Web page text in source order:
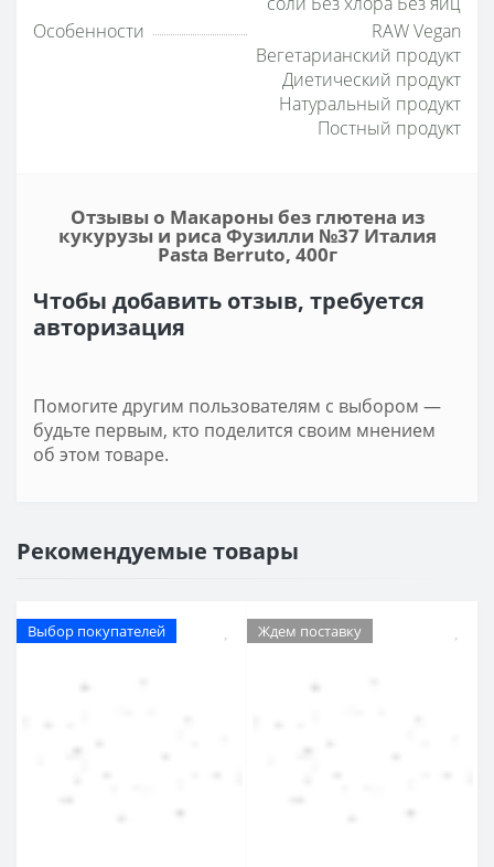
Особенности
RAW Vegan
Вегетарианский продукт
Диетический продукт
Натуральный продукт
Постный продукт
Отзывы о Макароны без глютена из
кукурузы и риса Фузилли №37 Италия
Pasta Berruto, 400г
Чтобы добавить отзыв, требуется
авторизация
Помогите другим пользователям с выбором —
будьте первым, кто поделится своим мнением
об этом товаре.
Рекомендуемые товары
Выбор покупателей Ждем поставку